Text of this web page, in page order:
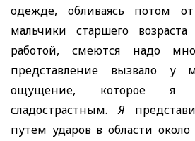
одежде, обливаясь потом
мальчики старшего
работой, смеются надо
представление вызвало у
ощущение, которое я
сладострастным.Я
путем ударов в области